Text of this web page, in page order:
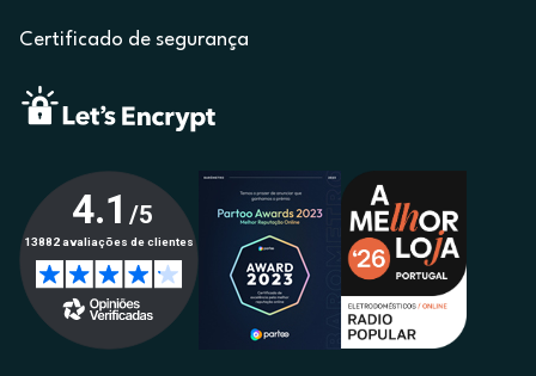
Certificado de segurança